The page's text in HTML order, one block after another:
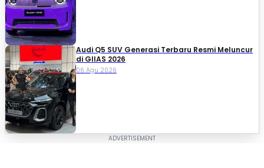
Audi Q5 SUV Generasi Terbaru Resmi Meluncur
di GIIAS 2026
06 Agu 2026